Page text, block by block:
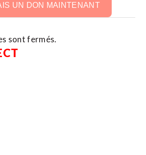
UN DON MAINTENANT
sont fermés.